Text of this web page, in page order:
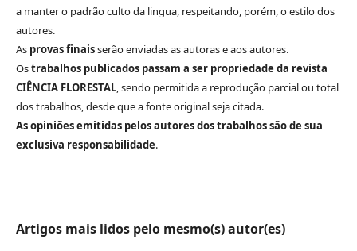
a manter o padrão culto da lingua, respeitando, porém, o estilo dos
autores.
As provas finaisserão enviadas as autoras e aos autores.
Ostrabalhos publicados passam a ser propriedade da revista
CIÊNCIA FLORESTAL, sendo permitida a reprodução parcial ou total
dos trabalhos, desde que a fonte original seja citada.
As opiniões emitidas pelos autores dos trabalhos são de sua
exclusiva responsabilidade.
Artigos mais lidos pelo mesmo(s) autor(es)